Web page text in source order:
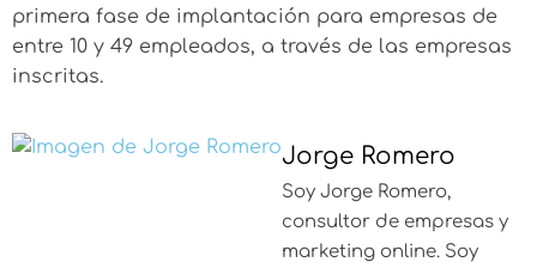
primera fase de implantación para empresas de
entre 10 y 49 empleados, a través de las empresas
inscritas.
Jorge Romero
Soy Jorge Romero,
consultor de empresas y
marketing online. Soy